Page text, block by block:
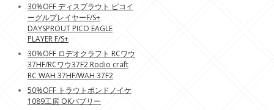
30%OFF ディスプラウト ピコイ
ーグルプレイヤーF/S+
DAYSPROUT PICO EAGLE
PLAYER F/S+
30%OFF ロデオクラフト RCワウ
37HF/RCワウ37F2 Rodio craft
RC WAH 37HF/WAH 37F2
50%OFF トラウトポンドノイケ
1089工房 OKバブリー